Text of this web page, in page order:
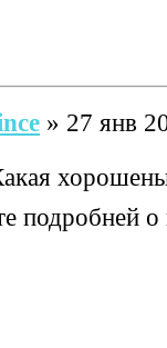
» 27 янв
подробней